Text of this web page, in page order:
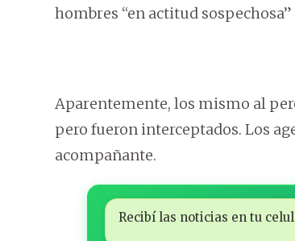
hombres “en actitud
Aparentemente, los mismo al
pero fueron interceptados. Los
acompañante.
Recibí las noticias en tu